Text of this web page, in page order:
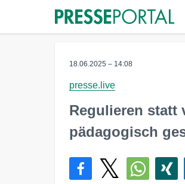
18.06.2025 – 14:08
presse.live
Regulieren statt
pädagogisch